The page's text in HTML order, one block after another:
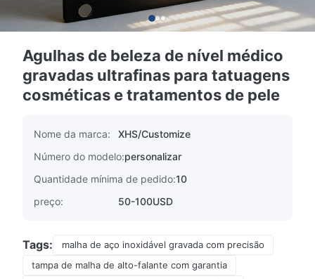
Agulhas de beleza de nível médico
gravadas ultrafinas para tatuagens
cosméticas e tratamentos de pele
Nome da marca:
XHS/Customize
Número do modelo:personalizar
Quantidade mínima de pedido:10
preço:
50-100USD
Tags:
malha de aço inoxidável gravada com precisão
tampa de malha de alto-falante com garantia